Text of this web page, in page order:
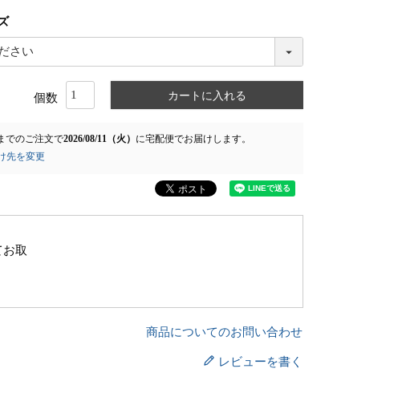
カートに入れる
でのご注文で2026/08/11（火） に宅配便でお届けします。
先を変更
取
商品についてのお問い合わせ
レビューを書く